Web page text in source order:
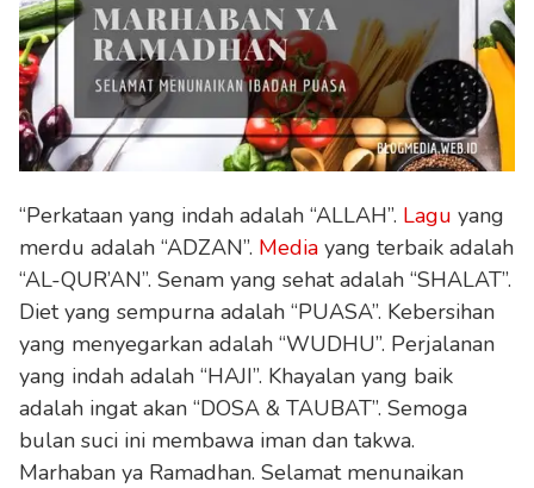
“Perkataan yang indah adalah “ALLAH”. Lagu yang
merdu adalah “ADZAN”. Media yang terbaik adalah
“AL-QUR’AN”. Senam yang sehat adalah “SHALAT”.
Diet yang sempurna adalah “PUASA”. Kebersihan
yang menyegarkan adalah “WUDHU”. Perjalanan
yang indah adalah “HAJI”. Khayalan yang baik
adalah ingat akan “DOSA & TAUBAT”. Semoga
bulan suci ini membawa iman dan takwa.
Marhaban ya Ramadhan. Selamat menunaikan